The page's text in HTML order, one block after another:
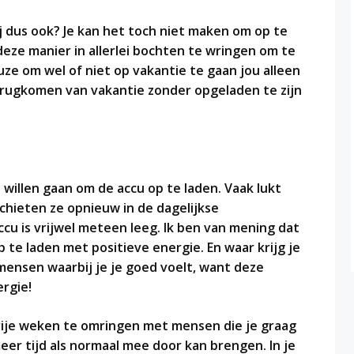
ook? Je kan het toch niet maken om op te
manier in allerlei bochten te wringen om te
om wel of niet op vakantie te gaan jou alleen
van vakantie zonder opgeladen te zijn
gaan om de accu op te laden. Vaak lukt
ze opnieuw in de dagelijkse
is vrijwel meteen leeg. Ik ben van mening dat
te laden met positieve energie. En waar krijg je
waarbij je je goed voelt, want deze
weken te omringen met mensen die je graag
tijd als normaal mee door kan brengen. In je